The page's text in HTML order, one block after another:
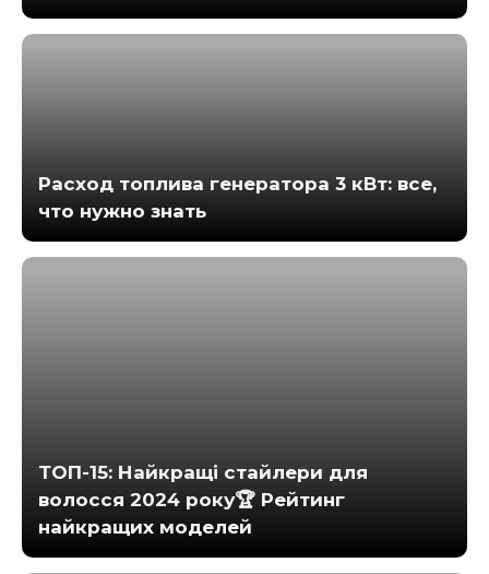
Расход топлива генератора 3 кВт: все,
что нужно знать
ТОП-15: Найкращі стайлери для
волосся 2024 року🏆 Рейтинг
найкращих моделей